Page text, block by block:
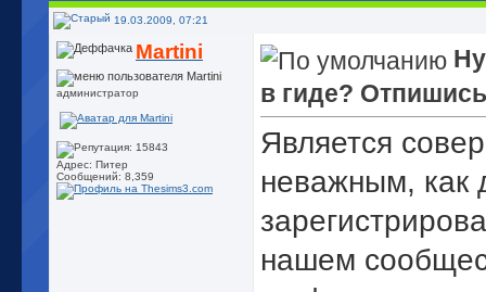
19.03.2009, 07:21
Martini
администратор
Адрес: Питер
Сообщений: 8,359
в гиде?
Является
неважным, как
нашем